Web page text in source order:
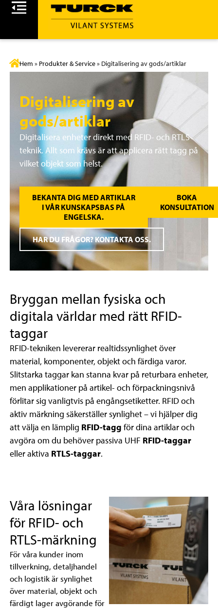
Hem » Produkter & Service» Digitalisering av gods/artiklar
Digitalisering av
gods/artiklar
Digitalisera enheter direkt med RFID- och RTLS-
teknik. Allt som krävs är att applicera rätt tagg på
vilket objekt som helst.
BEKANTA DIG MED ARTIKLAR
I VÅR KUNSKAPSBAS PÅ
ENGELSKA.
BOKA
KONSULTATION
HAR DU FRÅGOR? KONTAKTA OSS.
Bryggan mellan fysiska och
digitala världar med rätt RFID-
taggar
RFID-tekniken levererar realtidssynlighet över
material, komponenter, objekt och färdiga varor.
Slitstarka taggar kan stanna kvar på returbara enheter,
men applikationer på artikel- och förpackningsnivå
förlitar sig vanligtvis på engångsetiketter. RFID och
aktiv märkning säkerställer synlighet – vi hjälper dig
att välja en lämplig RFID-tagg för dina artiklar och
avgöra om du behöver passiva UHF RFID-taggar
eller aktiva RTLS-taggar.
Våra lösningar
för RFID- och
RTLS-märkning
För våra kunder inom
tillverkning, detaljhandel
och logistik är synlighet
över material, objekt och
färdigt lager avgörande för